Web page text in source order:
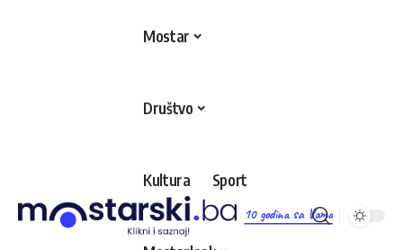
10 godina sa Vama
Mostar
Društvo
Kultura Sport